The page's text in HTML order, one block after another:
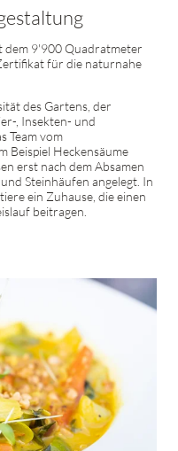
9'900 Quadratmeter
für die naturnahe
des Gartens, der
, Insekten- und
Team vom
Beispiel Heckensäume
erst nach dem Absamen
Steinhäufen angelegt. In
ein Zuhause, die einen
beitragen.